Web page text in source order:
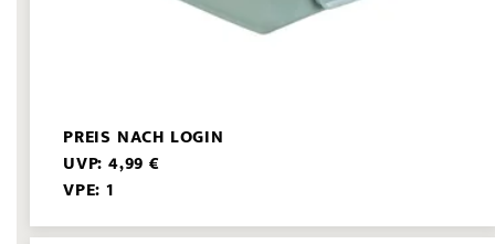
PREIS NACH LOGIN
UVP: 4,99 €
VPE: 1